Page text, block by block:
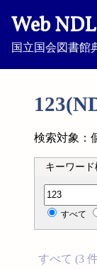
Web
国立国会図書館
検索対象：
キーワード
分類記号
すべて
すべて (3